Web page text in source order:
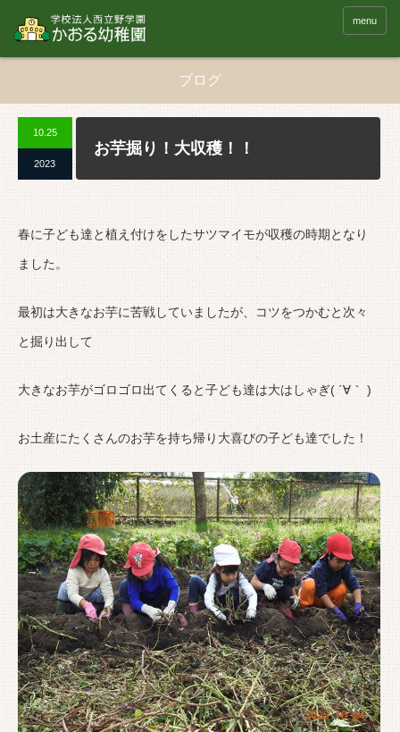
menu
ブログ
10.25
2023
お芋掘り！大収穫！！
春に子ども達と植え付けをしたサツマイモが収穫の時期となり
ました。
最初は大きなお芋に苦戦していましたが、コツをつかむと次々
と掘り出して
大きなお芋がゴロゴロ出てくると子ども達は大はしゃぎ( ´∀｀ )
お土産にたくさんのお芋を持ち帰り大喜びの子ども達でした！